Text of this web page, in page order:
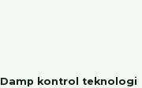
Damp kontrol teknologi